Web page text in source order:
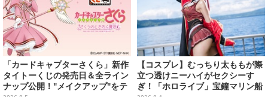
「カードキャプターさくら」新作
タイトーくじの発売日＆全ライン
ナップ公開！"メイクアップ"をテ
【コスプレ】むっちり太ももが際
立つ透けニーハイがセクシーす
ぎ！「ホロライブ」宝鐘マリン船